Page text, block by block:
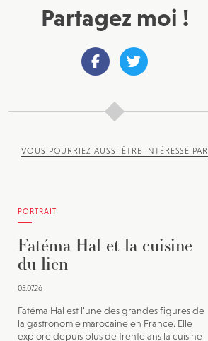
Partagez moi !
VOUS POURRIEZ AUSSI ÊTRE INTÉRESSÉ PAR
PORTRAIT
Fatéma Hal et la cuisine
du lien
05.07.26
Fatéma Hal est l’une des grandes figures de
la gastronomie marocaine en France. Elle
explore depuis plus de trente ans la cuisine